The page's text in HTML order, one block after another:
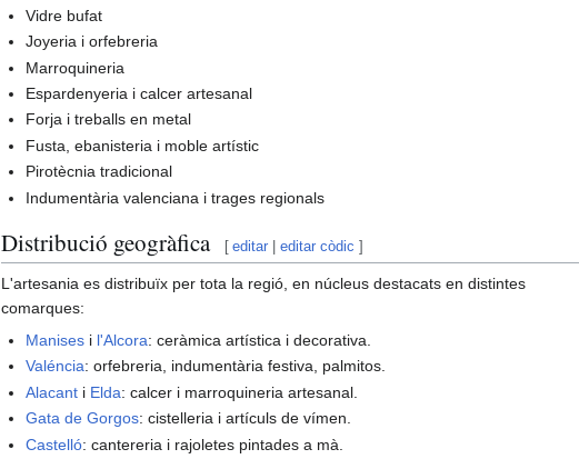
Vidre bufat
Joyeria i orfebreria
Marroquineria
Espardenyeria i calcer artesanal
Forja i treballs en metal
Fusta, ebanisteria i moble artístic
Pirotècnia tradicional
Indumentària valenciana i trages regionals
Distribució geogràfica [ editar |editar còdic ]
L'artesania es distribuïx per tota la regió, en núcleus destacats en distintes
comarques:
Manises i l'Alcora: ceràmica artística i decorativa.
Valéncia: orfebreria, indumentària festiva, palmitos.
Alacant i Elda: calcer i marroquineria artesanal.
Gata de Gorgos: cistelleria i artículs de vímen.
Castelló: cantereria i rajoletes pintades a mà.